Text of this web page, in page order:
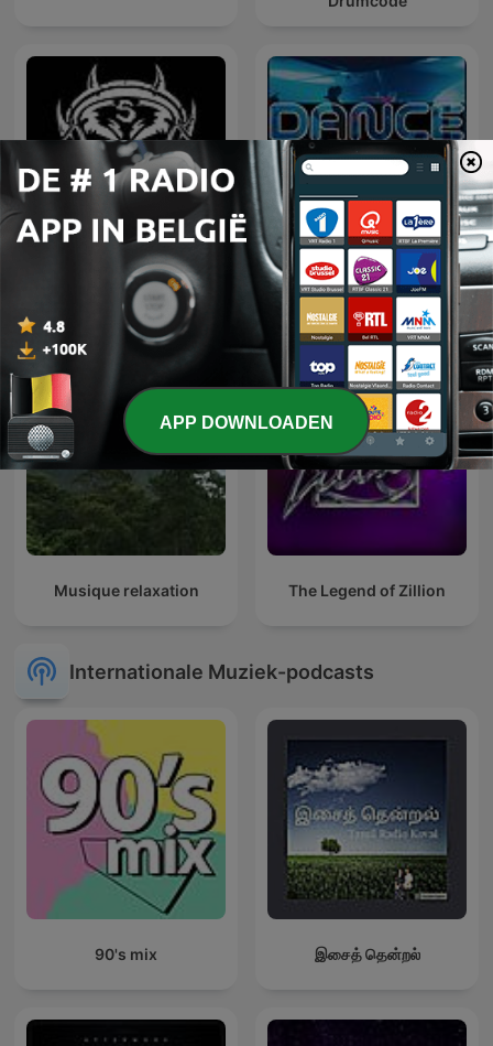
Hardcore Mixtapes Dance Anthems
Musique relaxation The Legend of Zillion
Internationale Muziek-podcasts
90's mix இசைத் தென்றல்
APP DOWNLOADEN